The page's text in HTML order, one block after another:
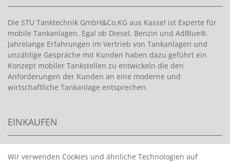
Die STU Tanktechnik GmbH&Co.KG aus Kassel ist Experte für
mobile Tankanlagen. Egal ob Diesel, Benzin und AdBlue®.
Jahrelange Erfahrungen im Vertrieb von Tankanlagen und
unzählige Gespräche mit Kunden haben dazu geführt ein
Konzept mobiler Tankstellen zu entwickeln die den
Anforderungen der Kunden an eine moderne und
wirtschaftliche Tankanlage entsprechen.
EINKAUFEN
HANDPUMPEN FÜR BENZIN
Wir verwenden Cookies und ähnliche Technologien auf